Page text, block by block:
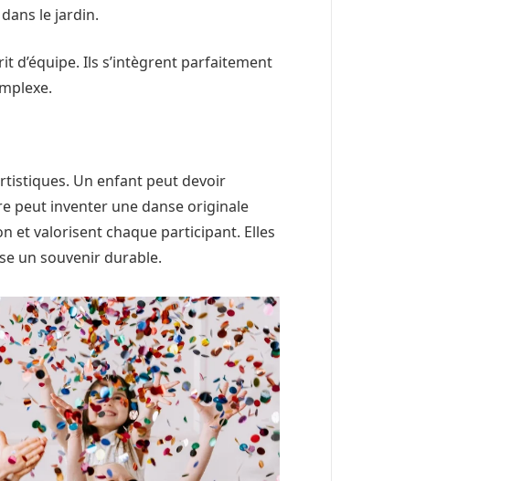
le jardin.
d’équipe. Ils s’intègrent parfaitement
Un enfant peut devoir
peut inventer une danse originale
et valorisent chaque participant. Elles
un souvenir durable.